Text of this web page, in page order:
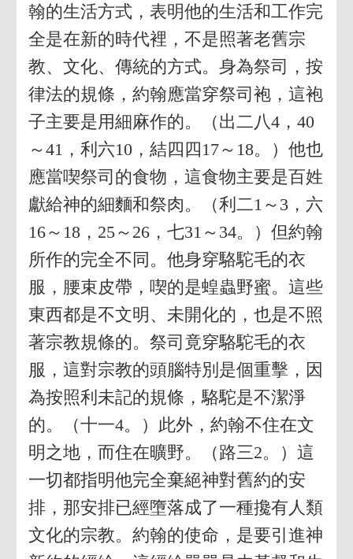
翰的生活方式，表明他的生活和工作完
全是在新的時代裡，不是照著老舊宗
教、文化、傳統的方式。身為祭司，按
律法的規條，約翰應當穿祭司袍，這袍
子主要是用細麻作的。（出二八4，40
～41，利六10，結四四17～18。）他也
應當喫祭司的食物，這食物主要是百姓
獻給神的細麵和祭肉。（利二1～3，六
16～18，25～26，七31～34。）但約翰
所作的完全不同。他身穿駱駝毛的衣
服，腰束皮帶，喫的是蝗蟲野蜜。這些
東西都是不文明、未開化的，也是不照
著宗教規條的。祭司竟穿駱駝毛的衣
服，這對宗教的頭腦特別是個重擊，因
為按照利未記的規條，駱駝是不潔淨
的。（十一4。）此外，約翰不住在文
明之地，而住在曠野。（路三2。）這
一切都指明他完全棄絕神對舊約的安
排，那安排已經墮落成了一種攙有人類
文化的宗教。約翰的使命，是要引進神